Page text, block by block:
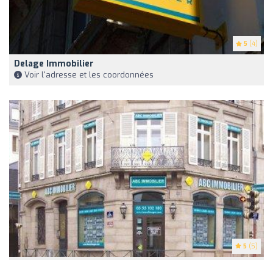
5 (4)
Delage Immobilier
Voir l'adresse et les coordonnées
5 (5)